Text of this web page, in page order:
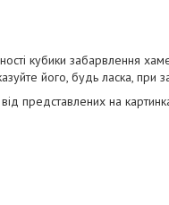
кубики забарвлення
його, будь ласка, при
представлених на